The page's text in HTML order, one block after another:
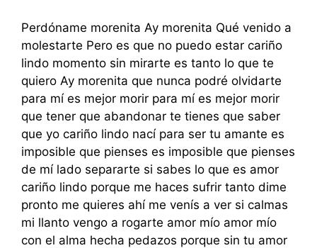
Perdóname morenita Ay morenita Qué venido a
molestarte Pero es que no puedo estar cariño
lindo momento sin mirarte es tanto lo que te
quiero Ay morenita que nunca podré olvidarte
para mí es mejor morir para mí es mejor morir
que tener que abandonar te tienes que saber
que yo cariño lindo nací para ser tu amante es
imposible que pienses es imposible que pienses
de mí lado separarte si sabes lo que es amor
cariño lindo porque me haces sufrir tanto dime
pronto me quieres ahí me venís a ver si calmas
mi llanto vengo a rogarte amor mío amor mío
con el alma hecha pedazos porque sin tu amor